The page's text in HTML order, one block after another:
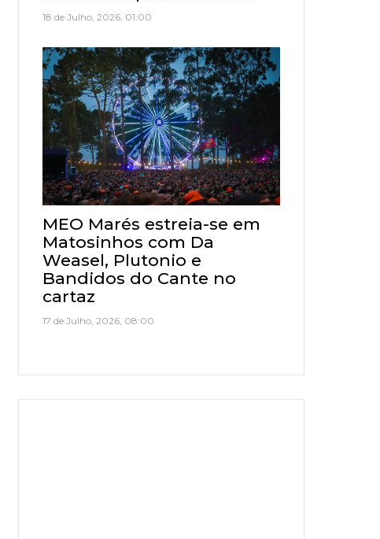
18 de Julho, 2026, 01:00
MEO Marés estreia-se em
Matosinhos com Da
Weasel, Plutonio e
Bandidos do Cante no
cartaz
17 de Julho, 2026, 08:00